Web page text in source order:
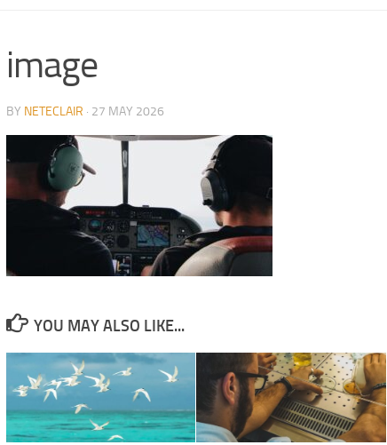
image
BY NETECLAIR · 27 MAY 2026
YOU MAY ALSO LIKE...